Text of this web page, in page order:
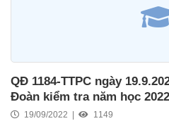
QĐ 1184-TTPC ngày
Đoàn kiểm tra năm học
19/09/2022 | 1149